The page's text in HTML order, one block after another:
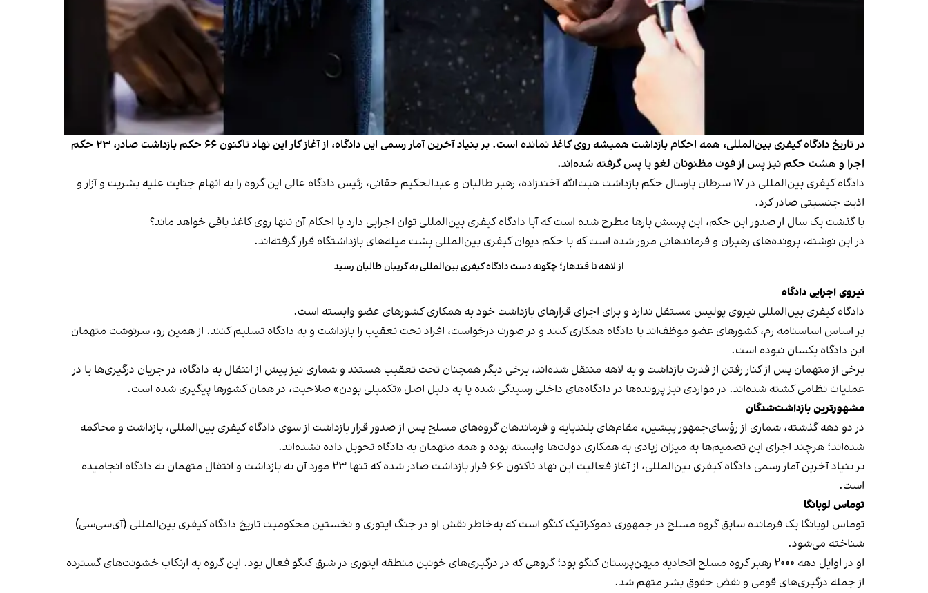
در تاریخ دادگاه کیفری بین‌المللی، همه احکام بازداشت همیشه روی کاغذ نمانده است. بر بنیاد آخرین آمار رسمی این دادگاه، از آغاز کار این نهاد تاکنون ۶۶ حکم بازداشت صادر، ۲۳ حکم
اجرا و هشت حکم نیز پس از فوت مظنونان لغو یا پس گرفته شده‌اند.
دادگاه کیفری بین‌المللی در ۱۷ سرطان پارسال حکم بازداشت هبت‌الله آخندزاده، رهبر طالبان و عبدالحکیم حقانی، رئیس دادگاه عالی این گروه را به اتهام جنایت علیه بشریت و آزار و
اذیت جنسیتی صادر کرد.
با گذشت یک سال از صدور این حکم، این پرسش بارها مطرح شده است که آیا دادگاه کیفری بین‌المللی توان اجرایی دارد یا احکام آن تنها روی کاغذ باقی خواهد ماند؟
در این نوشته، پرونده‌های رهبران و فرماندهانی مرور شده است که با حکم دیوان کیفری بین‌المللی پشت میله‌های بازداشتگاه قرار گرفته‌اند.
از لاهه تا قندهار؛ چگونه دست دادگاه کیفری بین‌المللی به گریبان طالبان رسید
نیروی اجرایی دادگاه
دادگاه کیفری بین‌المللی نیروی پولیس مستقل ندارد و برای اجرای قرارهای بازداشت خود به همکاری کشورهای عضو وابسته است.
بر اساس اساسنامه رم، کشورهای عضو موظف‌اند با دادگاه همکاری کنند و در صورت درخواست، افراد تحت تعقیب را بازداشت و به دادگاه تسلیم کنند. از همین رو، سرنوشت متهمان
این دادگاه یکسان نبوده است.
برخی از متهمان پس از کنار رفتن از قدرت بازداشت و به لاهه منتقل شده‌اند، برخی دیگر همچنان تحت تعقیب هستند و شماری نیز پیش از انتقال به دادگاه، در جریان درگیری‌ها یا در
عملیات نظامی کشته شده‌اند. در مواردی نیز پرونده‌ها در دادگاه‌های داخلی رسیدگی شده یا به دلیل اصل «تکمیلی بودن» صلاحیت، در همان کشورها پیگیری شده است.
مشهورترین بازداشت‌شدگان
در دو دهه گذشته، شماری از رؤسای‌جمهور پیشین، مقام‌های بلندپایه و فرماندهان گروه‌های مسلح پس از صدور قرار بازداشت از سوی دادگاه کیفری بین‌المللی، بازداشت و محاکمه
شده‌اند؛ هرچند اجرای این تصمیم‌ها به میزان زیادی به همکاری دولت‌ها وابسته بوده و همه متهمان به دادگاه تحویل داده نشده‌اند.
بر بنیاد آخرین آمار رسمی دادگاه کیفری بین‌المللی، از آغاز فعالیت این نهاد تاکنون
۶۶ قرار بازداشت صادر شده که تنها ۲۳ مورد آن به بازداشت و انتقال متهمان به دادگاه انجامیده
است.
توماس لوبانگا
توماس لوبانگا یک فرمانده سابق گروه مسلح در جمهوری دموکراتیک کنگو است که به‌خاطر نقش او در جنگ ایتوری و نخستین محکومیت تاریخ دادگاه کیفری بین‌المللی (آی‌سی‌سی)
شناخته می‌شود.
او در اوایل دهه ۲۰۰۰ رهبر گروه مسلح اتحادیه میهن‌پرستان کنگو بود؛ گروهی که در درگیری‌های خونین منطقه ایتوری در شرق کنگو فعال بود. این گروه به ارتکاب خشونت‌های گسترده
از جمله درگیری‌های قومی و نقض حقوق بشر متهم شد.